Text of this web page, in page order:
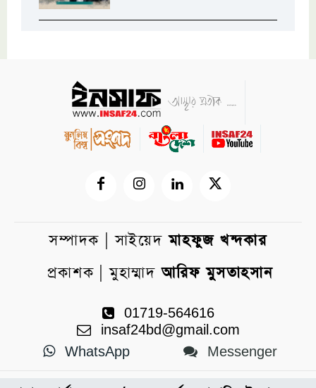
সম্পাদক | সাইয়েদমাহফুজ খন্দকার
প্রকাশক | মুহাম্মাদআরিফ মুসতাহসান
01719-564616
insaf24bd@gmail.com
WhatsApp
Messenger